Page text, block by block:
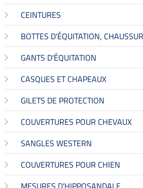
CEINTURES
BOTTES D'ÉQUITATION,
GANTS D'ÉQUITATION
CASQUES ET CHAPEAUX
GILETS DE PROTECTION
COUVERTURES POUR CHEVAUX
SANGLES WESTERN
COUVERTURES POUR CHIEN